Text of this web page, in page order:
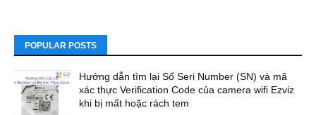
POPULAR POSTS
Hướng dẫn tìm lại Số Seri Number (SN) và mã
xác thực Verification Code của camera wifi Ezviz
khi bị mất hoặc rách tem